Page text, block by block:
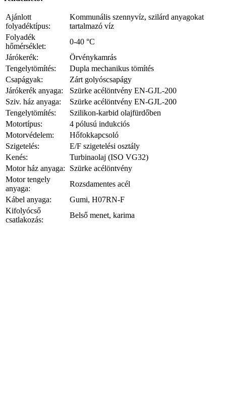
Ajánlott
folyadéktípus:
Kommunális szennyvíz, szilárd anyagokat
tartalmazó víz
Folyadék
hőmérséklet:
0-40 °C
Járókerék:
Örvénykamrás
Tengelytömítés:
Dupla mechanikus tömítés
Csapágyak:
Zárt golyóscsapágy
Járókerék anyaga:
Szürke acélöntvény EN-GJL-200
Sziv. ház anyaga:
Szürke acélöntvény EN-GJL-200
Tengelytömítés:
Szilikon-karbid olajfürdőben
Motortípus:
4 pólusú indukciós
Motorvédelem:
Hőfokkapcsoló
Szigetelés:
E/F szigetelési osztály
Kenés:
Turbinaolaj (ISO VG32)
Motor ház anyaga:
Szürke acélöntvény
Motor tengely
anyaga:
Rozsdamentes acél
Kábel anyaga:
Gumi, H07RN-F
Kifolyócső
csatlakozás:
Belső menet, karima